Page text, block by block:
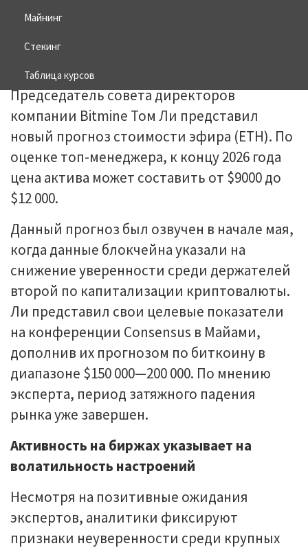
Майнинг
Стекинг
Таблица курсов
11.05.2026
Председатель совета директоров
компании Bitmine Том Ли представил
новый прогноз стоимости эфира (ETH). По
оценке топ-менеджера, к концу 2026 года
цена актива может составить от $9000 до
$12 000.
Данный прогноз был озвучен в начале мая,
когда данные блокчейна указали на
снижение уверенности среди держателей
второй по капитализации криптовалюты.
Ли представил свои целевые показатели
на конференции Consensus в Майами,
дополнив их прогнозом по биткоину в
диапазоне $150 000—200 000. По мнению
эксперта, период затяжного падения
рынка уже завершен.
Активность на биржах указывает на
волатильность настроений
Несмотря на позитивные ожидания
экспертов, аналитики фиксируют
признаки неуверенности среди крупных